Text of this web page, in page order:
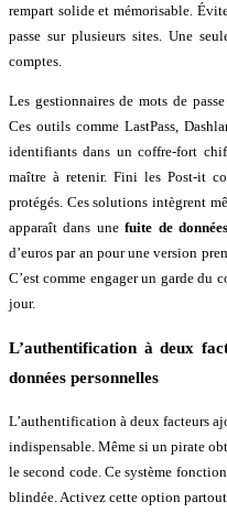
rempart solide et mémorisable.
passe sur plusieurs sites. Une
comptes.
Les gestionnaires de mots de
Ces outils comme LastPass,
identifiants dans un coffre-fort
maître à retenir. Fini les Post-it
protégés. Ces solutions intègrent
apparaît dans unefuite de
d’euros par an pour une version
C’est comme engager un garde du
jour.
L’authentification à deux
données personnelles
L’authentification à deux facteurs
indispensable. Même si un pirate
le second code. Ce système
blindée. Activez cette option